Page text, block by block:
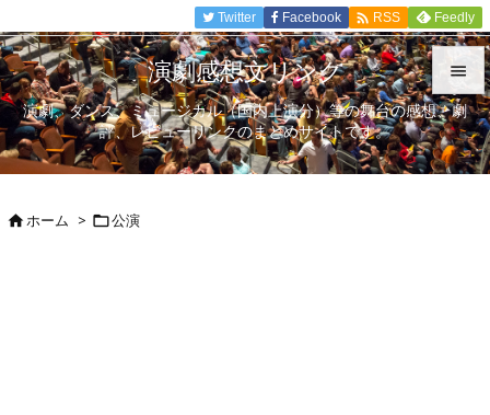


メニュ

Twitter Facebook  RSS Feedly
演劇感想文リンク
演劇、ダンス、ミュージカル（国内上演分）等の舞台の感想、劇
評、レビューリンクのまとめサイトです。
ホーム > 公演